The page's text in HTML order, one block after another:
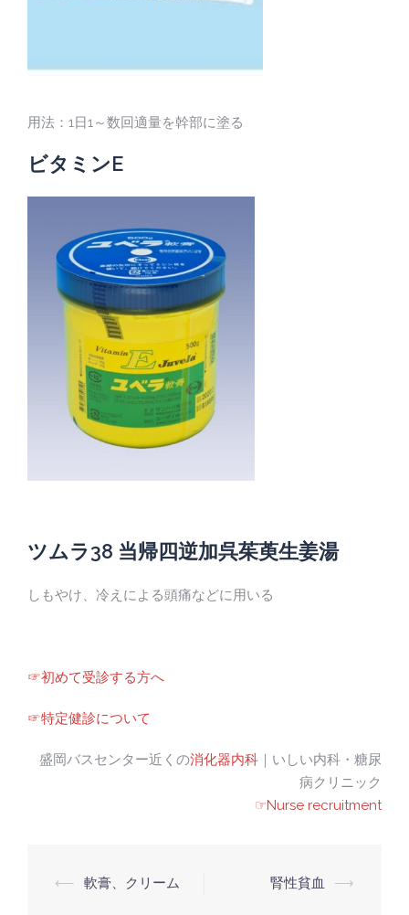
用法：1日1～数回適量を幹部に塗る
ビタミンE
ツムラ38 当帰四逆加呉茱萸生姜湯
しもやけ、冷えによる頭痛などに用いる
☞初めて受診する方へ
☞特定健診について
盛岡バスセンター近くの消化器内科 ｜いしい内科・糖尿
病クリニック
☞Nurse recruitment
Post
⟵ 軟膏、クリーム 腎性貧血 ⟶